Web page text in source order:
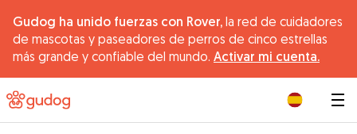
Gudog ha unido fuerzas con Rover, la red de cuidadores
de mascotas y paseadores de perros de cinco estrellas
más grande y confiable del mundo. Activar mi cuenta.